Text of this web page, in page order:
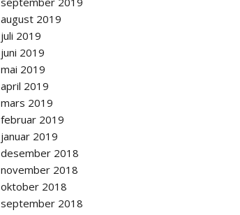
august 2019
juli 2019
juni 2019
mai 2019
april 2019
mars 2019
februar 2019
januar 2019
desember 2018
november 2018
oktober 2018
september 2018